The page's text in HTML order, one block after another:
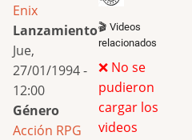
Enix
Lanzamiento
Jue,
27/01/1994 -
12:00
Género
Acción RPG
🎬 Videos
relacionados
❌ No se
pudieron
cargar los
videos